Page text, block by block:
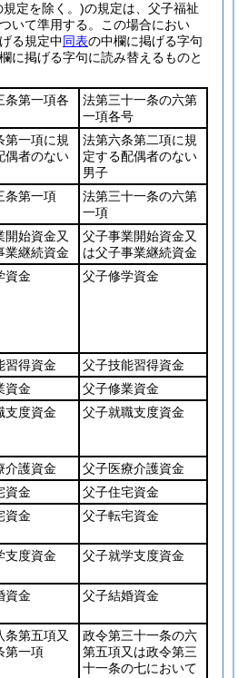
規定を除く。)の規定は、父子福祉
いて準用する。
この場合におい
る規定中同表の中欄に掲げる字句
に掲げる字句に読み替えるものと
条第一項各
法第三十一条の六第
一項各号
第一項に規
偶者のない
法第六条第二項に規
定する配偶者のない
男子
条第一項
法第三十一条の六第
一項
開始資金又
業継続資金
父子事業開始資金又
は父子事業継続資金
資金 父子修学資金
習得資金
父子技能習得資金
資金
父子修業資金
支度資金 父子就職支度資金
介護資金
父子医療介護資金
資金
父子住宅資金
資金 父子転宅資金
支度資金 父子就学支度資金
資金 父子結婚資金
条第五項又
第一項
政令第三十一条の六
第五項又は政令第三
十一条の七において